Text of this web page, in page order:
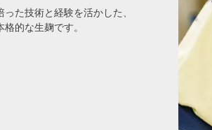
た技術と経験を活かした、
的な生麹です。